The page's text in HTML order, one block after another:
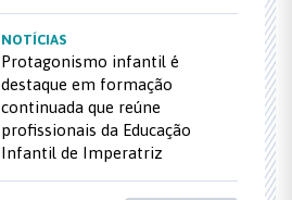
NOTÍCIAS
Protagonismo infantil é
destaque em formação
continuada que reúne
profissionais da Educação
Infantil de Imperatriz